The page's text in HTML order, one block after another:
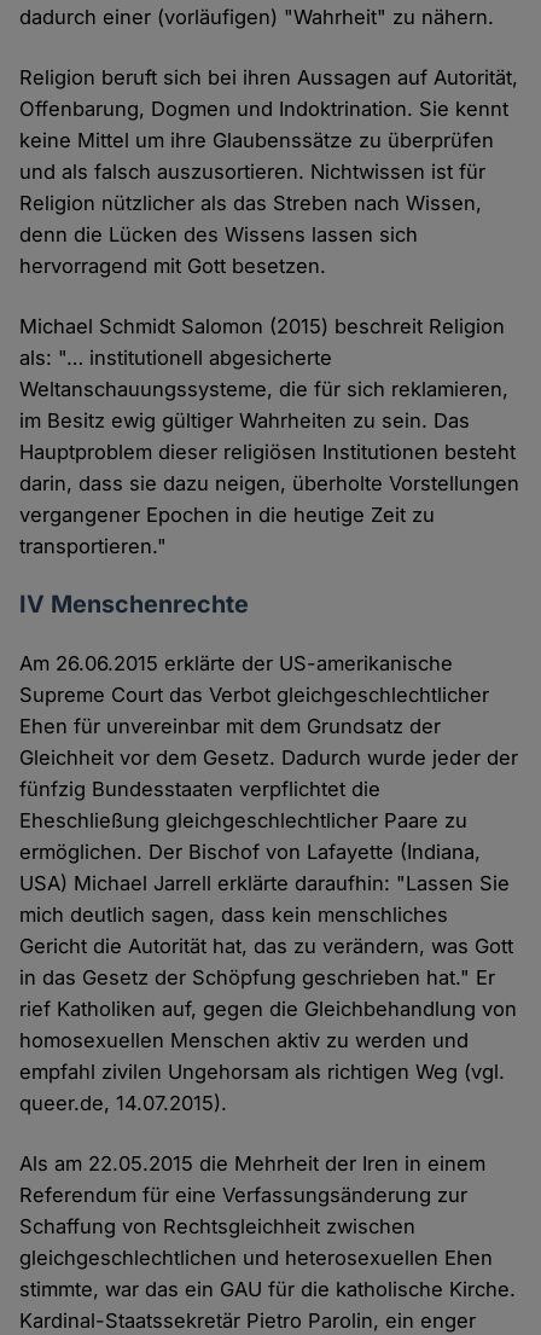
dadurch einer (vorläufigen) "Wahrheit" zu nähern.
Religion beruft sich bei ihren Aussagen auf Autorität,
Offenbarung, Dogmen und Indoktrination. Sie kennt
keine Mittel um ihre Glaubenssätze zu überprüfen
und als falsch auszusortieren. Nichtwissen ist für
Religion nützlicher als das Streben nach Wissen,
denn die Lücken des Wissens lassen sich
hervorragend mit Gott besetzen.
Michael Schmidt Salomon (2015) beschreit Religion
als: "… institutionell abgesicherte
Weltanschauungssysteme, die für sich reklamieren,
im Besitz ewig gültiger Wahrheiten zu sein. Das
Hauptproblem dieser religiösen Institutionen besteht
darin, dass sie dazu neigen, überholte Vorstellungen
vergangener Epochen in die heutige Zeit zu
transportieren."
IV Menschenrechte
Am 26.06.2015 erklärte der US-amerikanische
Supreme Court das Verbot gleichgeschlechtlicher
Ehen für unvereinbar mit dem Grundsatz der
Gleichheit vor dem Gesetz. Dadurch wurde jeder der
fünfzig Bundesstaaten verpflichtet die
Eheschließung gleichgeschlechtlicher Paare zu
ermöglichen. Der Bischof von Lafayette (Indiana,
USA) Michael Jarrell erklärte daraufhin: "Lassen Sie
mich deutlich sagen, dass kein menschliches
Gericht die Autorität hat, das zu verändern, was Gott
in das Gesetz der Schöpfung geschrieben hat." Er
rief Katholiken auf, gegen die Gleichbehandlung von
homosexuellen Menschen aktiv zu werden und
empfahl zivilen Ungehorsam als richtigen Weg (vgl.
queer.de, 14.07.2015).
Als am 22.05.2015 die Mehrheit der Iren in einem
Referendum für eine Verfassungsänderung zur
Schaffung von Rechtsgleichheit zwischen
gleichgeschlechtlichen und heterosexuellen Ehen
stimmte, war das ein GAU für die katholische Kirche.
Kardinal-Staatssekretär Pietro Parolin, ein enger